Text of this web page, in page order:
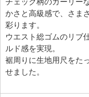
かさと高級感で、さま
彩ります。
ウエスト総ゴムのリブ
ルド感を実現。
裾周りに生地用尺をた
せました。